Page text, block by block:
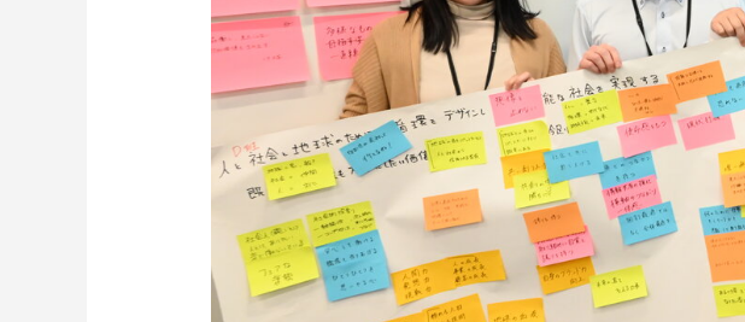
特集：世界のものづくりの力になる 事業 健康経営 特集：循環に価
社会をつくる素材の力
三菱マテリアルのある街を訪ねて
特集：自動車・半導体の進化を担う
特集：地熱発電への挑戦
特集：都市鉱山に挑む
電気鉛 特集：進化する銅 特集：金属と
resource circulation
Refined lead カーボンニュートラル